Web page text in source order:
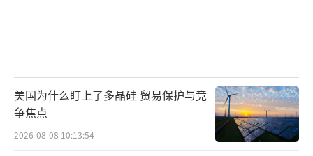
美国为什么盯上了多晶硅 贸易保护与竞
争焦点
2026-08-08 10:13:54